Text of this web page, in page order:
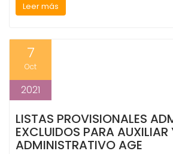
Leer más
7
Oct
2021
LISTAS PROVISIONALES
EXCLUIDOS PARA AUXILIAR
ADMINISTRATIVO AGE